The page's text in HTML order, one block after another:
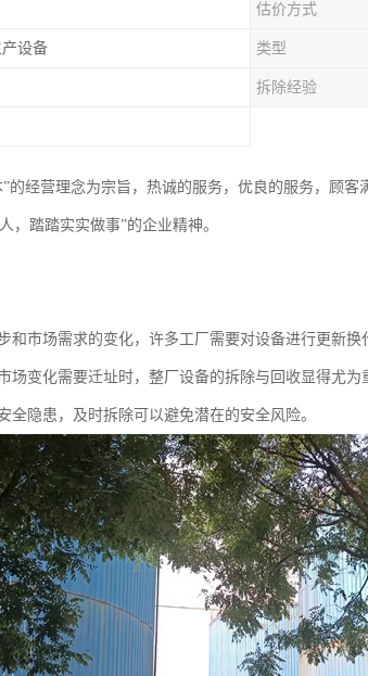
估价方式
设备 类型
拆除经验
的经营理念为宗旨，热诚的服务，优良的服务，顾
，踏踏实实做事”的企业精神。
和市场需求的变化，许多工厂需要对设备进行更新
场变化需要迁址时，整厂设备的拆除与回收显得尤为
全隐患，及时拆除可以避免潜在的安全风险。